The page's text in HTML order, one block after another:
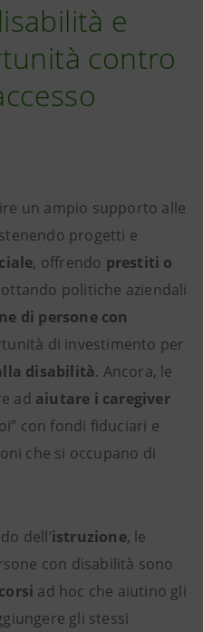
e
contro
un ampio supporto alle
progetti e
, offrendo prestiti o
politiche aziendali
di persone con
di investimento per
disabilità. Ancora, le
ad aiutare i caregiver
con fondi fiduciari e
che si occupano di
dell’istruzione, le
con disabilità sono
ad hoc che aiutino gli
gli stessi